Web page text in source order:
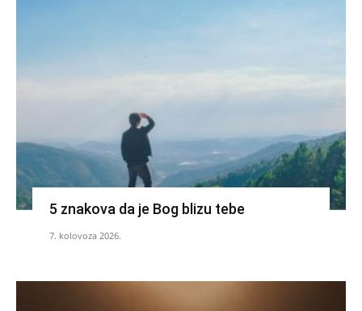
5 znakova da je Bog blizu tebe
7. kolovoza 2026.